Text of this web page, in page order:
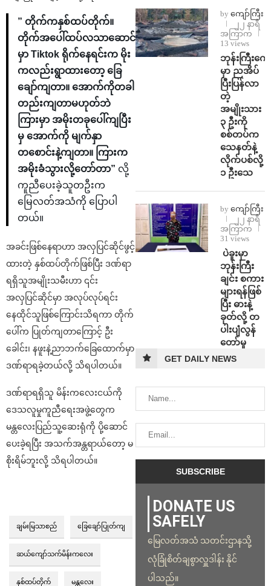
” တိုက်ကနှစ်ထပ်တိုက်။
တိုက်အပေါ်ထပ်လသာဆောင်
မှာ Tiktok ရိုက်နေရင်းက မိုး
ကလည်းရွာထားတော့ ခြေ
ချော်ကျတာ။ အောက်ကိုတခါ
တည်းကျတာမဟုတ်ဘဲ
ကြားမှာ အမိုးတခုပေါ်ကျပြီး
မှ အောက်ကို မျက်နှာ
တစောင်းနဲ့ကျတာ။ ကြားက
အမိုးခံသွားလို့တော်တာ” လို့
ကူညီပေးခဲ့သူတဦးက
မြေလတ်အသံကို ပြောပါ
တယ်။
အခင်းဖြစ်နေရာဟာ အလှပြင်ဆိုင်ဖွင့်
ထားတဲ့ နှစ်ထပ်တိုက်ဖြစ်ပြီး ဒဏ်ရာ
ရရှိသူအမျိုးသမီးဟာ ၎င်း
အလှပြင်ဆိုင်မှာ အလုပ်လုပ်ရင်း
နေထိုင်သူဖြစ်ကြောင်းသိရကာ တိုက်
ပေါ်က ပြုတ်ကျတာကြောင့် ဦး
ခေါင်း၊ နဖူးနဲ့ညာဘက်ခြေထောက်မှာ
ဒဏ်ရာရခဲ့တယ်လို့ သိရပါတယ်။
ဒဏ်ရာရရှိသူ မိန်းကလေးငယ်ကို
ဒေသလူမှုကူညီရေးအဖွဲ့တွေက
မန္တလေးပြည်သူ့ဆေးရုံကို ပို့ဆောင်
ပေးခဲ့ရပြီး အသက်အန္တရာယ်တော့ မ
စိုးရိမ်ဘူးလို့ သိရပါတယ်။
ချမ်းမြသာစည် ခြေချော်ပြုတ်ကျ
ဆယ်ကျော်သက်မိန်းကလေး
နှစ်ထပ်တိုက် မန္တလေး
by ကျော်ကြီး
၂၂ နာရီ
အကြာက
13 views
ဘုန်းကြီးကျ
မှာ ညအိပ်
ပြီးပြန်လာ
တဲ့
အမျိုးသား
၃ ဦးကို
စစ်တပ်က
သေနတ်နဲ့
လိုက်ပစ်လို့
၁ ဦးသေ
by ကျော်ကြီး
၂၂ နာရီ
အကြာက
31 views
⁩ ⁨ပဲခူးမှာ
ဘုန်းကြီး
ချင်း စကား
များရန်ဖြစ်
ပြီး ဓားနဲ့
ခုတ်လို့ တ
ပါးပျံလွန်
တော်မူ
GET DAILY NEWS
DONATE US
SAFELY
မြေလတ်အသံ သတင်းဌာနသို့
လုံခြုံစိတ်ချစွာလှူဒါန်း နိုင်
ပါသည်။